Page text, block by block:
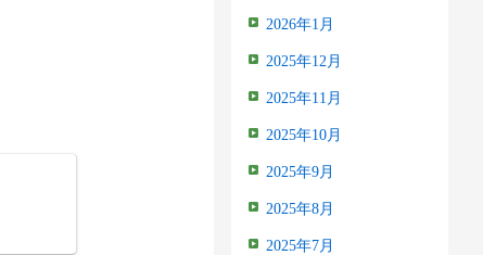
2026年1月
2025年12月
2025年11月
2025年10月
2025年9月
2025年8月
2025年7月